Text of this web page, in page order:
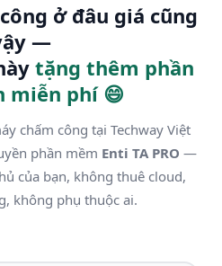
ở đâu giá cũng
—
tặng thêm phần
miễn phí 😄
chấm công tại Techway Việt
phần mềm Enti TA PRO —
của bạn, không thuê cloud,
không phụ thuộc ai.